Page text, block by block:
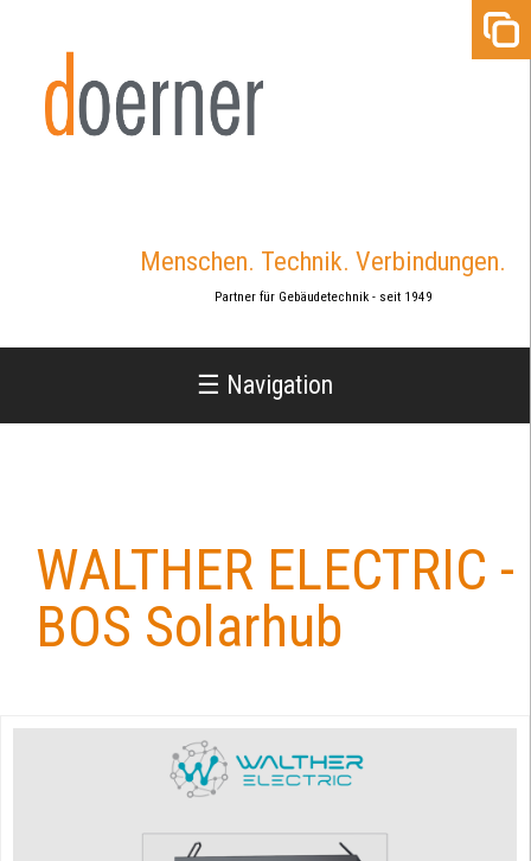
Menschen. Technik. Verbindungen.
Partner für Gebäudetechnik - seit 1949
☰ Navigation
WALTHER ELECTRIC -
BOS Solarhub